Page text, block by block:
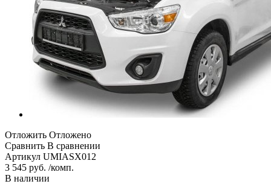
Отложить Отложено
Сравнить В сравнении
Артикул UMIASX012
3 545 руб. /комп.
В наличии